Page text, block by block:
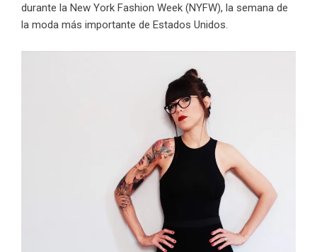
durante la New York Fashion Week (NYFW), la semana de
la moda más importante de Estados Unidos.